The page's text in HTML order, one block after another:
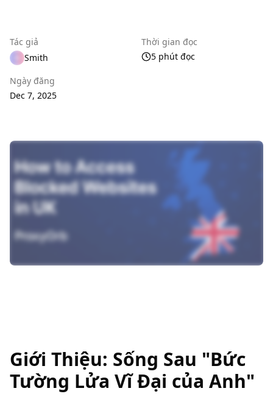
Tác giả
Smith
Thời gian đọc
5 phút đọc
Ngày đăng
Dec 7, 2025
Giới Thiệu: Sống Sau "Bức
Tường Lửa Vĩ Đại của Anh"